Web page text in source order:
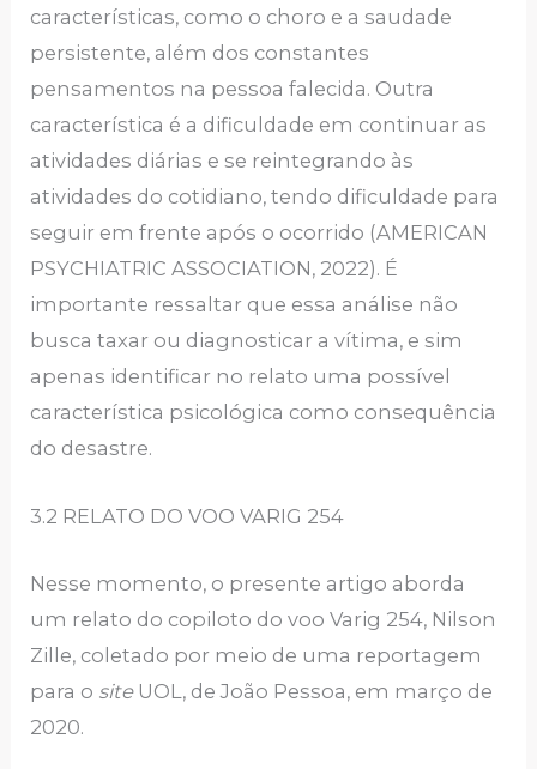
características, como o choro e a saudade
persistente, além dos constantes
pensamentos na pessoa falecida. Outra
característica é a dificuldade em continuar as
atividades diárias e se reintegrando às
atividades do cotidiano, tendo dificuldade para
seguir em frente após o ocorrido (AMERICAN
PSYCHIATRIC ASSOCIATION, 2022). É
importante ressaltar que essa análise não
busca taxar ou diagnosticar a vítima, e sim
apenas identificar no relato uma possível
característica psicológica como consequência
do desastre.
3.2 RELATO DO VOO VARIG 254
Nesse momento, o presente artigo aborda
um relato do copiloto do voo Varig 254, Nilson
Zille, coletado por meio de uma reportagem
para o siteUOL, de João Pessoa, em março de
2020.